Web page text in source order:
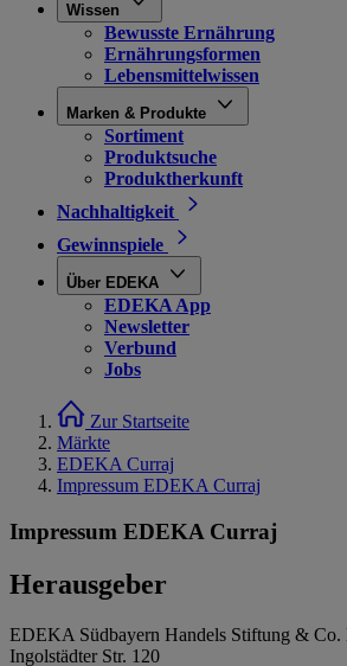
Wissen
Bewusste Ernährung
Ernährungsformen
Lebensmittelwissen
Marken & Produkte
Sortiment
Produktsuche
Produktherkunft
Nachhaltigkeit
Gewinnspiele
Über EDEKA
EDEKA App
Newsletter
Verbund
Jobs
Zur Startseite
Märkte
EDEKA Curraj
Impressum EDEKA Curraj
Impressum EDEKA Curraj
Herausgeber
EDEKA Südbayern Handels Stiftung & Co.
Ingolstädter Str. 120